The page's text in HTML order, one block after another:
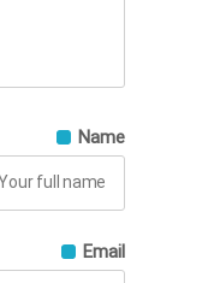
Name
Email